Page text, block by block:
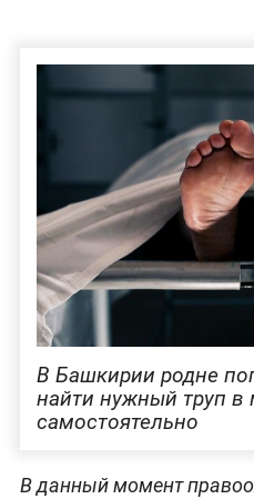
В Башкирии родне
найти нужный труп в
самостоятельно
В данный момент